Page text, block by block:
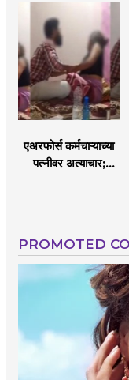
पणतू सात्यकी सावरकर
यांनी न्यायालयात सादर
केला दावा
एअरफोर्स कर्मचाऱ्याच्या
पत्नीवर अत्याचार;